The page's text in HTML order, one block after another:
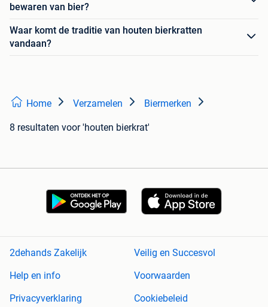
bewaren van bier?
Waar komt de traditie van houten bierkratten
vandaan?
Home Verzamelen Biermerken
8 resultaten voor 'houten bierkrat'
2dehands Zakelijk
Veilig en Succesvol
Help en info
Voorwaarden
Privacyverklaring
Cookiebeleid